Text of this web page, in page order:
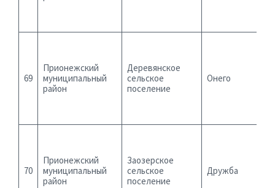
69
Прионежский
муниципальный
район
Деревянское
сельское
поселение
Онего
70
Прионежский
муниципальный
район
Заозерское
сельское
поселение
Дружба